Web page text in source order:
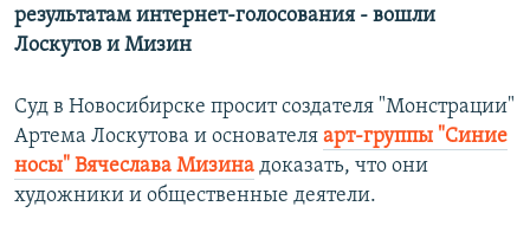
результатам интернет-голосования - вошли
Лоскутов и Мизин
Суд в Новосибирске просит создателя "Монстрации"
Артема Лоскутова и основателя арт-группы "Синие
носы" Вячеслава Мизина доказать, что они
художники и общественные деятели.